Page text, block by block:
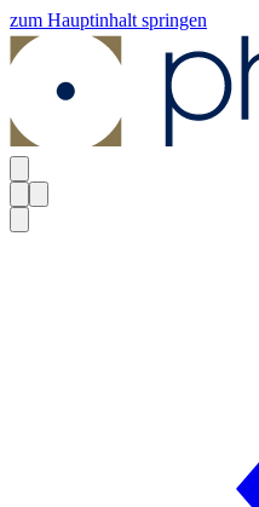
zum Hauptinhalt springen